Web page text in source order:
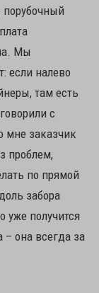
порубочный
Мы
если налево
там есть
с
мне заказчик
проблем,
по прямой
забора
уже получится
– она всегда за